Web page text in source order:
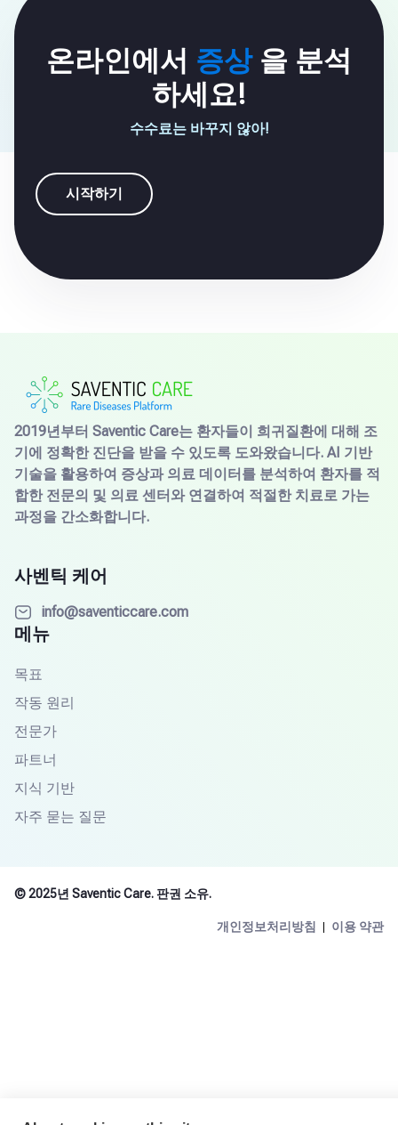
온라인에서 증상 을 분석
하세요!
수수료는 바꾸지 않아!
시작하기
2019년부터 Saventic Care는 환자들이 희귀질환에 대해 조
기에 정확한 진단을 받을 수 있도록 도와왔습니다. AI 기반
기술을 활용하여 증상과 의료 데이터를 분석하여 환자를 적
합한 전문의 및 의료 센터와 연결하여 적절한 치료로 가는
과정을 간소화합니다.
사벤틱 케어
info@saventiccare.com
메뉴
목표
작동 원리
전문가
파트너
지식 기반
자주 묻는 질문
© 2025년 Saventic Care. 판권 소유.
개인정보처리방침 이용 약관